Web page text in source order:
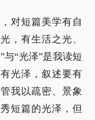
对短篇美学有自
，有生活之光、
与“光泽”是我读短
光泽，叙述要有
我以疏密、景象
短篇的光泽，但